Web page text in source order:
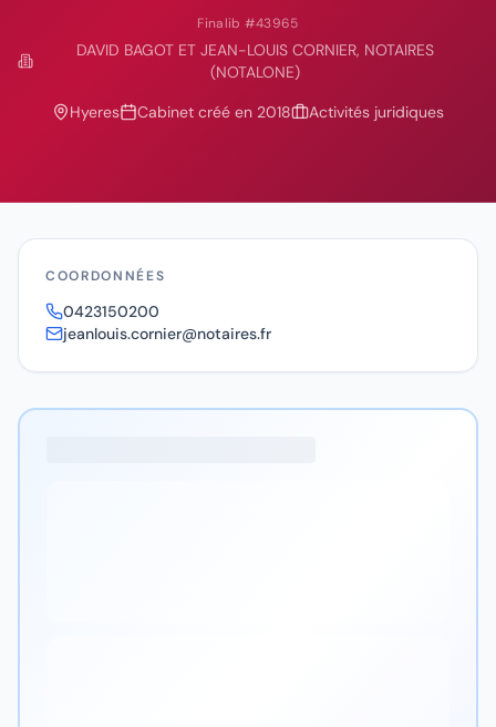
Finalib #43965
DAVID BAGOT ET JEAN-LOUIS CORNIER, NOTAIRES
(NOTALONE)
Hyeres
Cabinet créé en 2018 Activités juridiques
COORDONNÉES
0423150200
jeanlouis.cornier@notaires.fr